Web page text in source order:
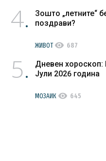
4
Зошто „летните“
поздрави?
ЖИВОТvisibility 687
5
Дневен хороскоп:
Јули 2026 година
МОЗАИК visibility 645